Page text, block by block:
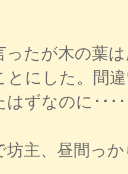
たが木の葉
とにした。間
ずなのに････
主、昼間っ